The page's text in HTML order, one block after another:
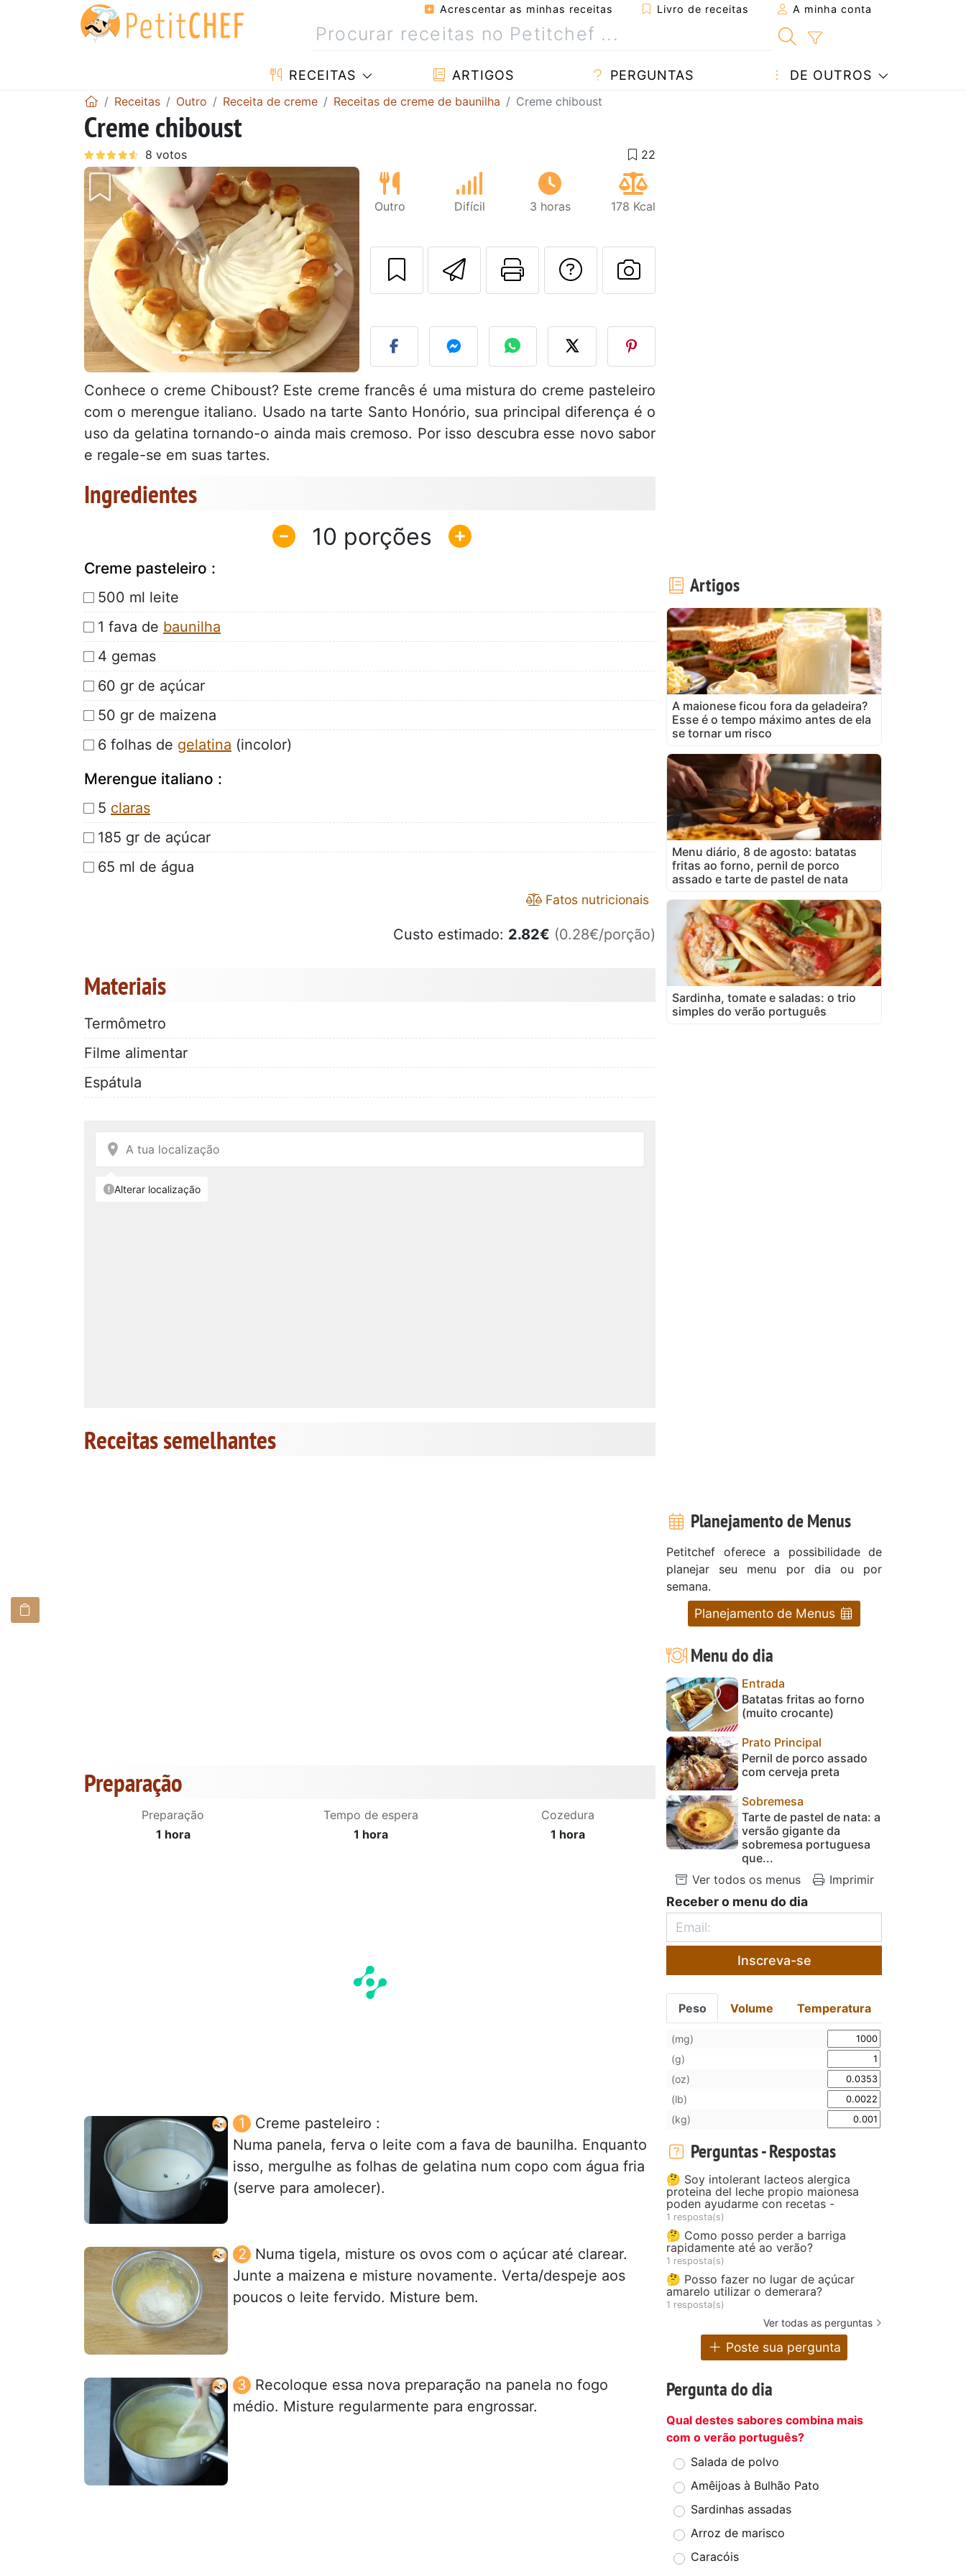
Acrescentar as minhas receitas Livro de receitas A minha conta
RECEITAS ARTIGOS PERGUNTAS DE OUTROS
Receitas Outro Receita de creme Receitas de creme de baunilha Creme chiboust
Creme chiboust
Anterior Next
Outro Difícil 3 horas 178 Kcal
Enviar esta receita a um amigo
Imprima esta página
Falar com o autor da receita
Fez esta receita? Compartilhe
Conhece o creme Chiboust? Este creme francês é uma mistura do creme pasteleiro
com o merengue italiano. Usado na tarte Santo Honório, sua principal diferença é o
uso da gelatina tornando-o ainda mais cremoso. Por isso descubra esse novo sabor
e regale-se em suas tartes.
Ingredientes
10
Creme pasteleiro :
500 ml leite
1 fava de baunilha
4 gemas
60 gr de açúcar
50 gr de maizena
6 folhas de gelatina (incolor)
Merengue italiano :
5 claras
185 gr de açúcar
65 ml de água
Fatos nutricionais
Custo estimado: 2.82€ (0.28€/porção)
Materiais
Termômetro
Filme alimentar
Espátula
Receitas semelhantes
Preparação
Preparação
1 hora
Tempo de espera
1 hora
Cozedura
1 hora
Creme pasteleiro :
Numa panela, ferva o leite com a fava de baunilha. Enquanto
isso, mergulhe as folhas de gelatina num copo com água fria
(serve para amolecer).
Numa tigela, misture os ovos com o açúcar até clarear.
Junte a maizena e misture novamente. Verta/despeje aos
poucos o leite fervido. Misture bem.
Recoloque essa nova preparação na panela no fogo
médio. Misture regularmente para engrossar.
Artigos
A maionese ficou fora da geladeira?
Esse é o tempo máximo antes de ela
se tornar um risco
Menu diário, 8 de agosto: batatas
fritas ao forno, pernil de porco
assado e tarte de pastel de nata
Sardinha, tomate e saladas: o trio
simples do verão português
Planejamento de Menus
Petitchef oferece a possibilidade de
planejar seu menu por dia ou por
semana.
Planejamento de Menus
Menu do dia
Entrada
Batatas fritas ao forno
(muito crocante)
Prato Principal
Pernil de porco assado
com cerveja preta
Sobremesa
Tarte de pastel de nata: a
versão gigante da
sobremesa portuguesa
que...
Ver todos os menus
Imprimir
Receber o menu do dia
Inscreva-se
Peso Volume Temperatura
(mg)
(g)
(oz)
(lb)
(kg)
Perguntas - Respostas
🤔 Soy intolerant lacteos alergica
proteina del leche propio maionesa
poden ayudarme con recetas -
1 resposta(s)
🤔 Como posso perder a barriga
rapidamente até ao verão?
1 resposta(s)
🤔 Posso fazer no lugar de açúcar
amarelo utilizar o demerara?
1 resposta(s)
Ver todas as perguntas
Poste sua pergunta
Pergunta do dia
Qual destes sabores combina mais
com o verão português?
Salada de polvo
Amêijoas à Bulhão Pato
Sardinhas assadas
Arroz de marisco
Caracóis